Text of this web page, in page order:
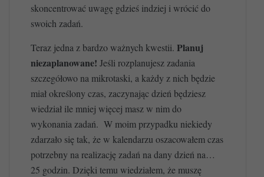
skoncentrować uwagę gdzieś indziej i wrócić do
swoich zadań.
Teraz jedna z bardzo ważnych kwestii. Planuj
niezaplanowane! Jeśli rozplanujesz zadania
szczegółowo na mikrotaski, a każdy z nich będzie
miał określony czas, zaczynając dzień będziesz
wiedział ile mniej więcej masz w nim do
wykonania zadań. W moim przypadku niekiedy
zdarzało się tak, że w kalendarzu oszacowałem czas
potrzebny na realizację zadań na dany dzień na…
25 godzin. Dzięki temu wiedziałem, że muszę